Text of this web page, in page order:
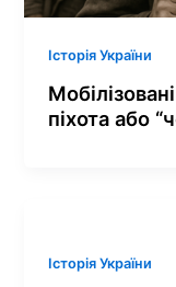
Історія України
піхота або
Історія України